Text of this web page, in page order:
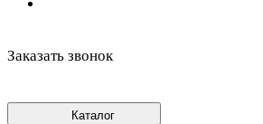
Заказать звонок
Каталог